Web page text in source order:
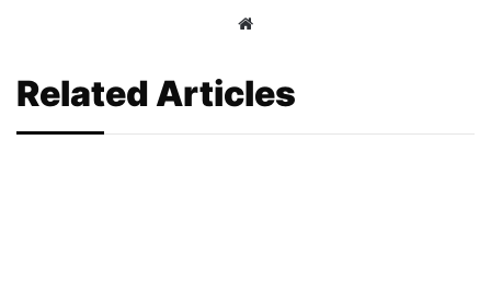
Website
Related Articles